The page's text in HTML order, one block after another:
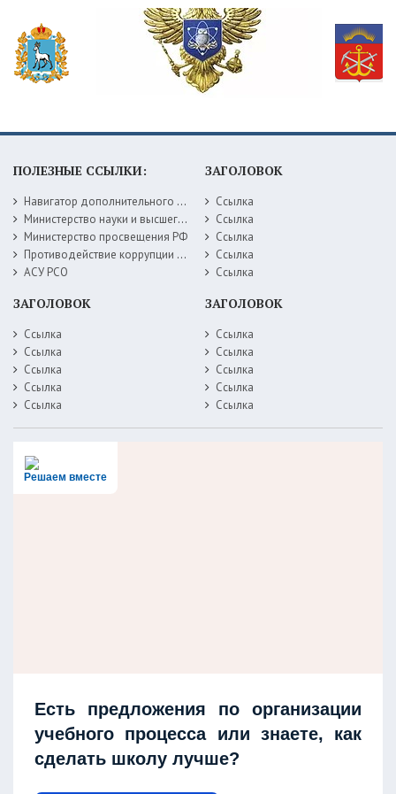
ПОЛЕЗНЫЕ ССЫЛКИ:
Навигатор дополнительного образования детей Самарской области
Министерство науки и высшего образования РФ
Министерство просвещения РФ
Противодействие коррупции Министерство образования Самарской области
АСУ РСО
ЗАГОЛОВОК
Ссылка
Ссылка
Ссылка
Ссылка
Ссылка
ЗАГОЛОВОК
Ссылка
Ссылка
Ссылка
Ссылка
Ссылка
ЗАГОЛОВОК
Ссылка
Ссылка
Ссылка
Ссылка
Ссылка
Решаем вместе
Есть предложения по организации
учебного процесса или знаете, как
сделать школу лучше?